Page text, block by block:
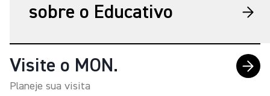
sobre o Educativo
Visite o MON.
Planeje sua visita